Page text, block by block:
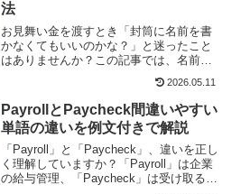
法
お見舞い金を渡すとき「封筒に名前を書
かなくてもいいのかな？」と迷ったこと
はありませんか？この記事では、名前を
中袋の使い方、水引マナー、金額の相場
まで幅広く紹介。会社の上司はもちろ
ん、友人や親戚、ご近所などあらゆる関
係に対応した内容です。
2026.05.11
PayrollとPaycheck間違いやすい
単語の違いを例文付きで解説
「Payroll」と「Paycheck」、違いを正し
く理解していますか？「Payroll」は企業
の給与管理、「Paycheck」は受け取る給